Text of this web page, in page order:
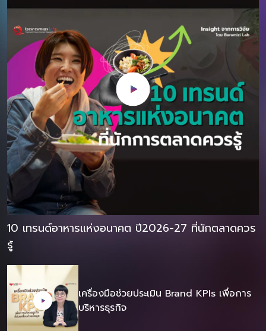
AI ผู้ช่วยที่แท้จริง ปี 2026 เป็นปีที่ AI
จะก้าวจากเครื่องมือสร้างคอนเทนต์
(Generative AI) ไปสู่ “Agentic AI” ที่
สามารถทำงานแทนมนุษย์ได้อย่าง
อัตโนมัติและชาญฉลาด AI ในปี 2026 จะ
ไม่ใช่แค่ตอบคำถามหรือสร้างภาพ แต่จะ
สามารถวางแผนแคมเปญ วิเคราะห์ข้อมูล
ลูกค้า ปรับกลยุทธ์แบบเรียลไทม์ และดำ
เนินการตั […]
ทั่วโลกมีมูลค่า
ในปี 2566 และ
CAGR ที่ 15%
1,000 พันล้านเ
2573 โดยตลา
อยู่ในทวีปเอเชีย
ตามลำดับ สำหรั
และเกาหลีใต้ เป็
10 เทรนด์อาหารแห่งอนาคต ปี2026-27 ที่นักตลาดควร
รู้
เครื่องมือช่วยประเมิน Brand KPIs เพื่อการ
บริหารธุรกิจ